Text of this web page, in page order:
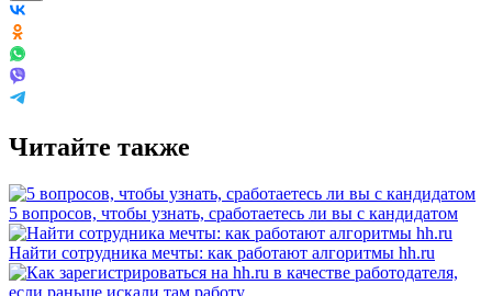
Читайте также
5 вопросов, чтобы узнать, сработаетесь ли вы с кандидатом
Найти сотрудника мечты: как работают алгоритмы hh.ru